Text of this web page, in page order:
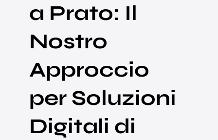
a Prato: Il
Nostro
Approccio
per Soluzioni
Digitali di